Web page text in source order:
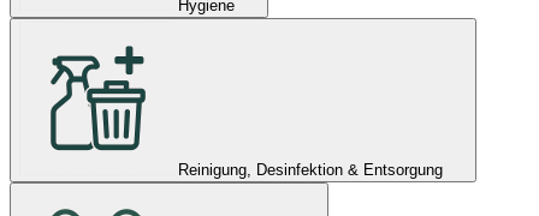
Hygiene
Reinigung, Desinfektion & Entsorgung